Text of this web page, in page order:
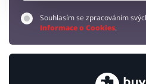
Souhlasím se zpracováním
Informace o Cookies.